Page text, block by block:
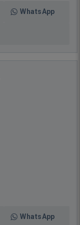
WhatsApp
WhatsApp